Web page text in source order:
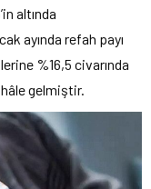
altında
ayında refah payı
%16,5 civarında
gelmiştir.